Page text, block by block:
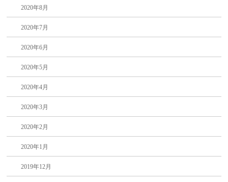
2020年8月
2020年7月
2020年6月
2020年5月
2020年4月
2020年3月
2020年2月
2020年1月
2019年12月